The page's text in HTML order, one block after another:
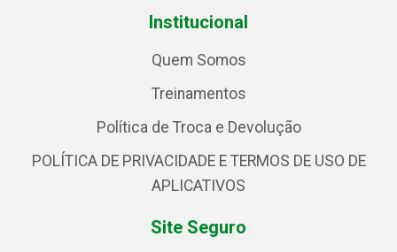
Institucional
Quem Somos
Treinamentos
Política de Troca e Devolução
POLÍTICA DE PRIVACIDADE E TERMOS DE USO DE
APLICATIVOS
Site Seguro